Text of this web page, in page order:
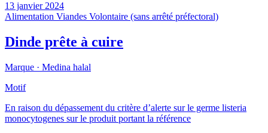
13 janvier 2024
Alimentation Viandes Volontaire (sans arrêté préfectoral)
Dinde prête à cuire
Marque · Medina halal
Motif
En raison du dépassement du critère d’alerte sur le germe listeria
monocytogenes sur le produit portant la référence